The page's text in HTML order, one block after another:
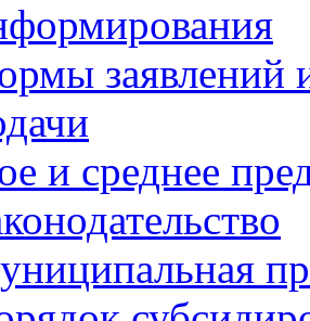
заявлений
и среднее